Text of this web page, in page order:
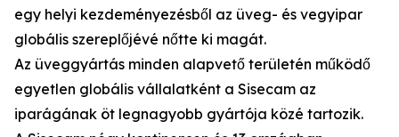
egy helyi kezdeményezésből az üveg- és vegyipar
globális szereplőjévé nőtte ki magát.
Az üveggyártás minden alapvető területén működő
egyetlen globális vállalatként a Sisecam az
iparágának öt legnagyobb gyártója közé tartozik.